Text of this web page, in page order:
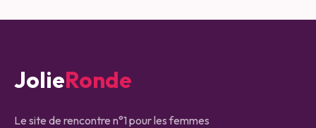
JolieRonde
Le site de rencontre n°1 pour les femmes